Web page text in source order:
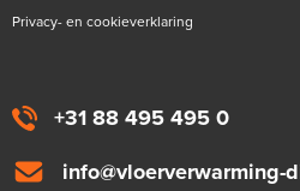
+31 88 495 495 0
info@vloerverwarming-
Privacy- en cookieverklaring